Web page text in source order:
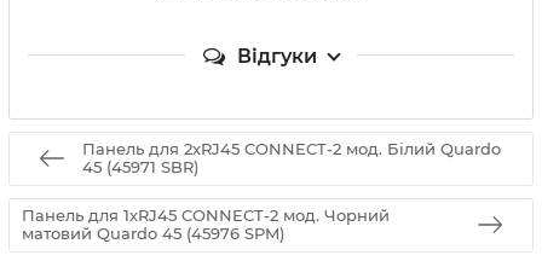
Відгуки
Панель для 2хRJ45 CONNECT-2 мод. Білий Quardo
45 (45971 SBR)
Панель для 1хRJ45 CONNECT-2 мод. Чорний
матовий Quardo 45 (45976 SPM)